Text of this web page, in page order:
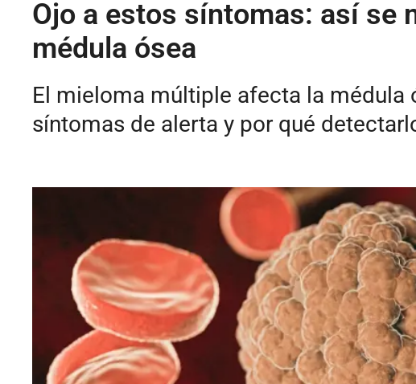
Ojo a estos síntomas: así se
médula ósea
El mieloma múltiple afecta la médula
síntomas de alerta y por qué